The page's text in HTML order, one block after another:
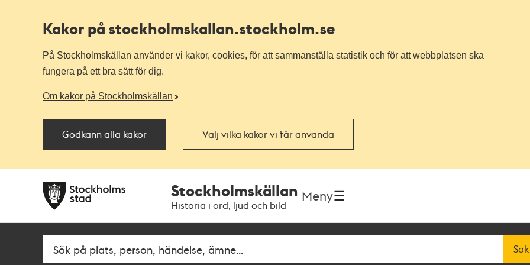
Kakor på stockholmskallan.stockholm.se
På Stockholmskällan använder vi kakor, cookies, för att sammanställa statistik och för att webbplatsen ska
fungera på ett bra sätt för dig.
Om kakor på Stockholmskällan
Godkänn alla kakor Välj vilka kakor vi får använda
navigationen
huvudinnehållet
Stockholmskällan
Historia i ord, ljud och bild
Meny
Fritextsök Sök